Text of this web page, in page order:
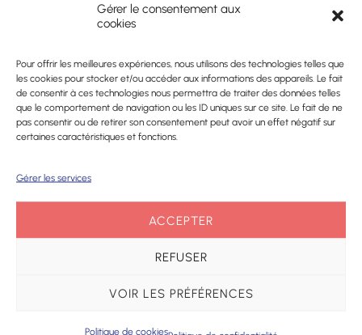
Gérer le consentement aux
cookies
Pour offrir les meilleures expériences, nous utilisons des technologies telles que
les cookies pour stocker et/ou accéder aux informations des appareils. Le fait
de consentir à ces technologies nous permettra de traiter des données telles
que le comportement de navigation ou les ID uniques sur ce site. Le fait de ne
pas consentir ou de retirer son consentement peut avoir un effet négatif sur
certaines caractéristiques et fonctions.
Gérer les services
ACCEPTER
REFUSER
VOIR LES PRÉFÉRENCES
Politique de cookies
GUIDER LES USAGERS
VERS DE BONNES
PRATIQUES EN SANTÉ
Altriane participe aux efforts de
prévention et de santé publique aux
services de l’État et des professionnels
locaux.
Elle engage avec ses partenaires des
individuelle en invitant chacun à devenir